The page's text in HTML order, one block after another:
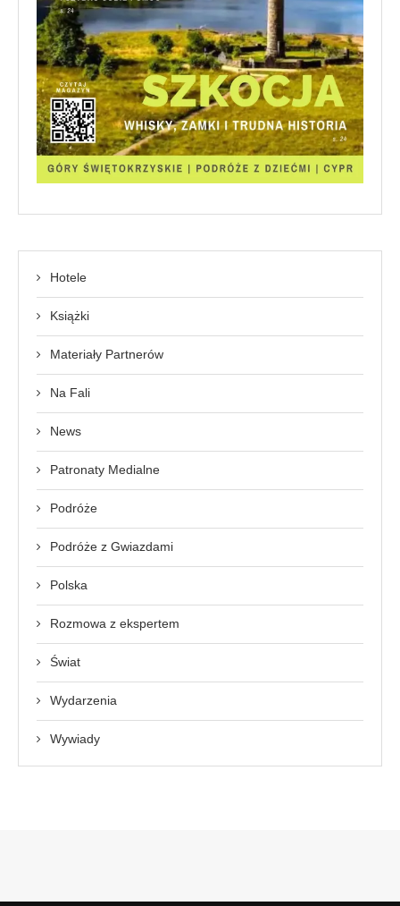
Hotele
Książki
Materiały Partnerów
Na Fali
News
Patronaty Medialne
Podróże
Podróże z Gwiazdami
Polska
Rozmowa z ekspertem
Świat
Wydarzenia
Wywiady